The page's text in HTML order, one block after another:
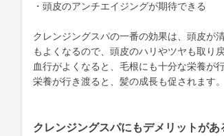
・頭皮のアンチエイジングが期待できる
クレンジングスパの一番の効果は、頭皮が
もよくなるので、頭皮のハリやツヤも取り戻
血行がよくなると、毛根にも十分な栄養が
栄養が行き渡ると、髪の成長も促されます。
クレンジングスパにもデメリットがあ